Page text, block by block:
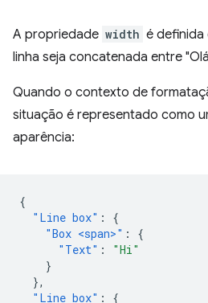
A propriedade width é definida
linha seja concatenada entre
Quando o contexto de
situação é representado como
aparência:
{
"Line box" :
{
"Box <span>" :
{
"Text" :
"Hi"
}
},
"Line box" :
{